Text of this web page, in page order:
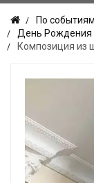
По событиям
День Рождения
Композиция из